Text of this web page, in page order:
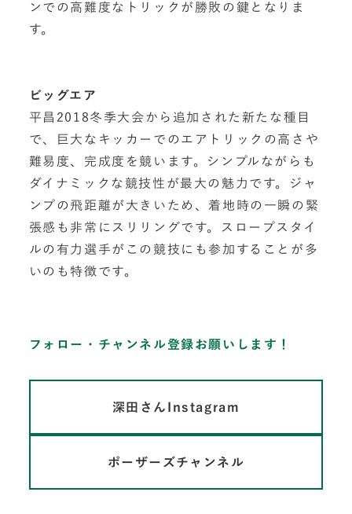
ンでの高難度なトリックが勝敗の鍵となりま
す。
ビッグエア
平昌2018冬季大会から追加された新たな種目
で、巨大なキッカーでのエアトリックの高さや
難易度、完成度を競います。シンプルながらも
ダイナミックな競技性が最大の魅力です。ジャ
ンプの飛距離が大きいため、着地時の一瞬の緊
張感も非常にスリリングです。スロープスタイ
ルの有力選手がこの競技にも参加することが多
いのも特徴です。
フォロー・チャンネル登録お願いします！
深田さんInstagram
ポーザーズチャンネル